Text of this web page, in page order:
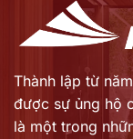
Thành lập từ
được sự ủng hộ
là một trong